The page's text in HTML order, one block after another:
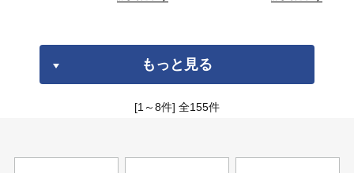
もっと見る
[1～8件] 全155件